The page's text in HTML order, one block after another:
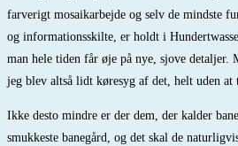
farverigt mosaikarbejde og selv de mindste
og informationsskilte, er holdt i
man hele tiden får øje på nye, sjove detaljer.
jeg blev altså lidt køresyg af det, helt uden at
Ikke desto mindre er der dem, der kalder
smukkeste banegård, og det skal de